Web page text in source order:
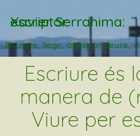
Xavier Serrahima: escriptor
Escriure, llegir, analitzar. veure,
Escriure és
manera de
Viure per